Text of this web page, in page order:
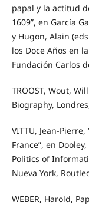
papal y la actitud
1609”, en García
y Hugon, Alain
los Doce Años en
Fundación Carlos
TROOST, Wout,
Biography,
VITTU, Jean-
France”, en
Politics of
Nueva York,
WEBER, Harold,